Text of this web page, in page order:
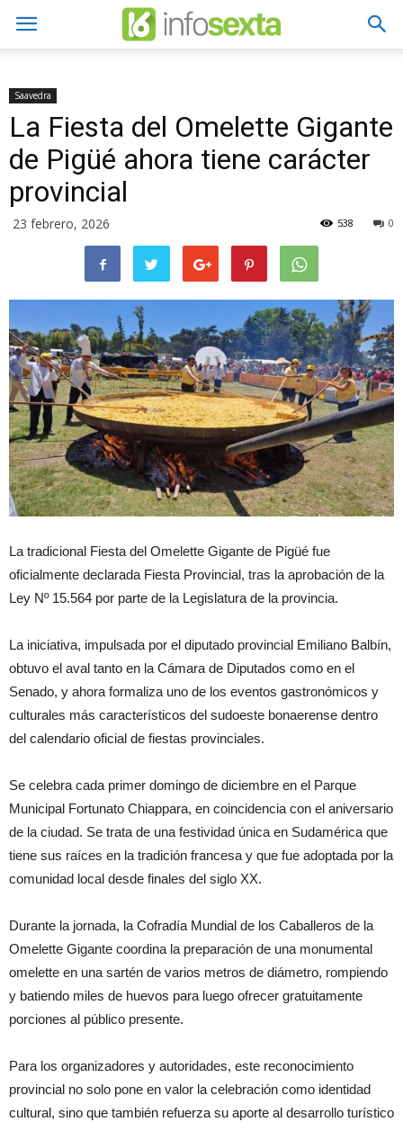
Saavedra
La Fiesta del Omelette Gigante
de Pigüé ahora tiene carácter
provincial
23 febrero, 2026 0
538
La tradicional Fiesta del Omelette Gigante de Pigüé fue
oficialmente declarada Fiesta Provincial, tras la aprobación de la
Ley Nº 15.564 por parte de la Legislatura de la provincia.
La iniciativa, impulsada por el diputado provincial Emiliano Balbín,
obtuvo el aval tanto en la Cámara de Diputados como en el
Senado, y ahora formaliza uno de los eventos gastronómicos y
culturales más característicos del sudoeste bonaerense dentro
del calendario oficial de fiestas provinciales.
Se celebra cada primer domingo de diciembre en el Parque
Municipal Fortunato Chiappara, en coincidencia con el aniversario
de la ciudad. Se trata de una festividad única en Sudamérica que
tiene sus raíces en la tradición francesa y que fue adoptada por la
comunidad local desde finales del siglo XX.
Durante la jornada, la Cofradía Mundial de los Caballeros de la
Omelette Gigante coordina la preparación de una monumental
omelette en una sartén de varios metros de diámetro, rompiendo
y batiendo miles de huevos para luego ofrecer gratuitamente
porciones al público presente.
Para los organizadores y autoridades, este reconocimiento
provincial no solo pone en valor la celebración como identidad
cultural, sino que también refuerza su aporte al desarrollo turístico